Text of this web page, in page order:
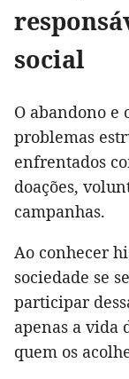
social
O abandono e
problemas
enfrentados
doações,
campanhas.
Ao conhecer
sociedade se
participar
apenas a vida
quem os